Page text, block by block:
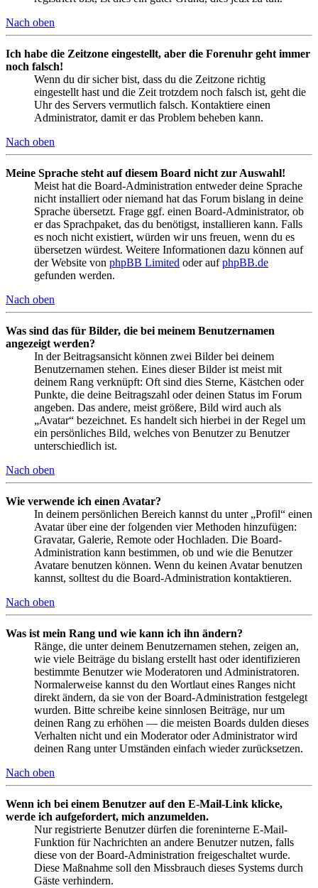
Nach oben
Ich habe die Zeitzone eingestellt, aber die Forenuhr geht immer
noch falsch!
Wenn du dir sicher bist, dass du die Zeitzone richtig
eingestellt hast und die Zeit trotzdem noch falsch ist, geht die
Uhr des Servers vermutlich falsch. Kontaktiere einen
Administrator, damit er das Problem beheben kann.
Nach oben
Meine Sprache steht auf diesem Board nicht zur Auswahl!
Meist hat die Board-Administration entweder deine Sprache
nicht installiert oder niemand hat das Forum bislang in deine
Sprache übersetzt. Frage ggf. einen Board-Administrator, ob
er das Sprachpaket, das du benötigst, installieren kann. Falls
es noch nicht existiert, würden wir uns freuen, wenn du es
übersetzen würdest. Weitere Informationen dazu können auf
der Website von phpBB Limited oder aufphpBB.de
gefunden werden.
Nach oben
Was sind das für Bilder, die bei meinem Benutzernamen
angezeigt werden?
In der Beitragsansicht können zwei Bilder bei deinem
Benutzernamen stehen. Eines dieser Bilder ist meist mit
deinem Rang verknüpft: Oft sind dies Sterne, Kästchen oder
Punkte, die deine Beitragszahl oder deinen Status im Forum
angeben. Das andere, meist größere, Bild wird auch als
„Avatar“ bezeichnet. Es handelt sich hierbei in der Regel um
ein persönliches Bild, welches von Benutzer zu Benutzer
unterschiedlich ist.
Nach oben
Wie verwende ich einen Avatar?
In deinem persönlichen Bereich kannst du unter „Profil“ einen
Avatar über eine der folgenden vier Methoden hinzufügen:
Gravatar, Galerie, Remote oder Hochladen. Die Board-
Administration kann bestimmen, ob und wie die Benutzer
Avatare benutzen können. Wenn du keinen Avatar benutzen
kannst, solltest du die Board-Administration kontaktieren.
Nach oben
Was ist mein Rang und wie kann ich ihn ändern?
Ränge, die unter deinem Benutzernamen stehen, zeigen an,
wie viele Beiträge du bislang erstellt hast oder identifizieren
bestimmte Benutzer wie Moderatoren und Administratoren.
Normalerweise kannst du den Wortlaut eines Ranges nicht
direkt ändern, da sie von der Board-Administration festgelegt
wurden. Bitte schreibe keine sinnlosen Beiträge, nur um
deinen Rang zu erhöhen — die meisten Boards dulden dieses
Verhalten nicht und ein Moderator oder Administrator wird
deinen Rang unter Umständen einfach wieder zurücksetzen.
Nach oben
Wenn ich bei einem Benutzer auf den E-Mail-Link klicke,
werde ich aufgefordert, mich anzumelden.
Nur registrierte Benutzer dürfen die foreninterne E-Mail-
Funktion für Nachrichten an andere Benutzer nutzen, falls
diese von der Board-Administration freigeschaltet wurde.
Diese Maßnahme soll den Missbrauch dieses Systems durch
Gäste verhindern.